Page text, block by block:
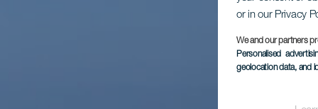
or in our Privacy
We and our partners
Personalised
geolocation data, and